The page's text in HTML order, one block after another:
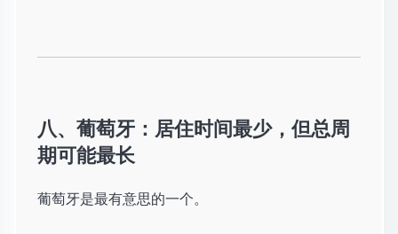
八、葡萄牙：居住时间最少，但总周
期可能最长
葡萄牙是最有意思的一个。